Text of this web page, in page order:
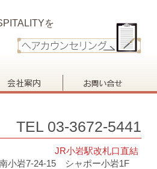
を
TEL 03-3672-5441
JR小岩駅改札口直結
小岩7-24-15 シャポー小岩1F